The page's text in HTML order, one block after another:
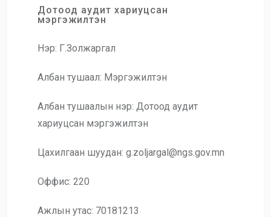
Дотоод аудит хариуцсан
мэргэжилтэн
Нэр: Г.Золжаргал
Албан тушаал: Мэргэжилтэн
Албан тушаалын нэр: Дотоод аудит
хариуцсан мэргэжилтэн
Цахилгаан шуудан: g.zoljargal@ngs.gov.mn
Оффис: 220
Ажлын утас: 70181213